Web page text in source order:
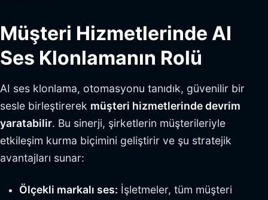
Müşteri Hizmetlerinde AI
Ses Klonlamanın Rolü
AI ses klonlama, otomasyonu tanıdık, güvenilir bir
sesle birleştirerek müşteri hizmetlerinde devrim
yaratabilir. Bu sinerji, şirketlerin müşterileriyle
etkileşim kurma biçimini geliştirir ve şu stratejik
avantajları sunar:
Ölçekli markalı ses: İşletmeler, tüm müşteri